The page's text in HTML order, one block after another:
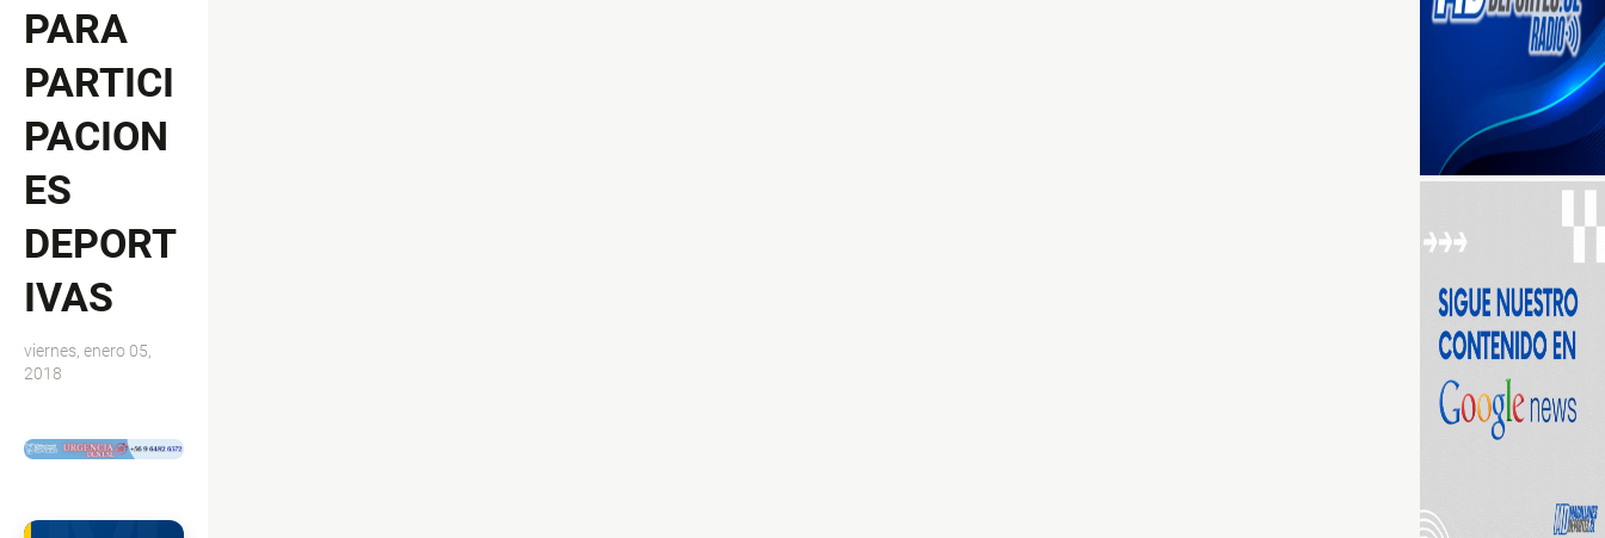
PARA
PARTICI
PACION
ES
DEPORT
IVAS
viernes, enero 05,
2018